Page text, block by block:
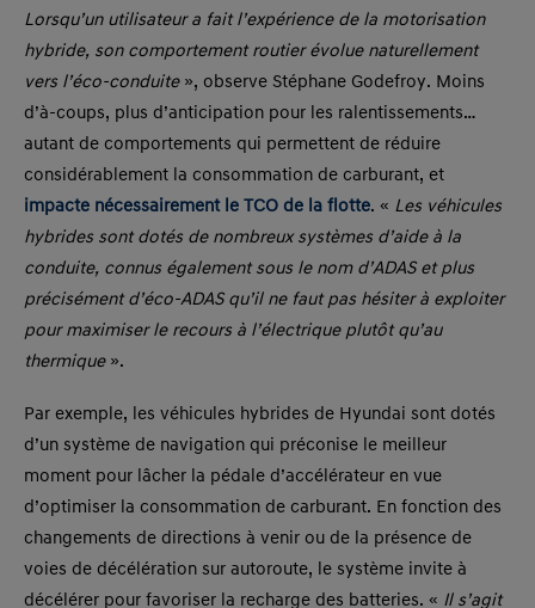
Lorsqu’un utilisateur a fait l’expérience de la motorisation
hybride, son comportement routier évolue naturellement
vers l’éco-conduite», observe Stéphane Godefroy. Moins
d’à-coups, plus d’anticipation pour les ralentissements…
autant de comportements qui permettent de réduire
considérablement la consommation de carburant, et
impacte nécessairement le TCO de la flotte. « Les véhicules
hybrides sont dotés de nombreux systèmes d’aide à la
conduite, connus également sous le nom d’ADAS et plus
précisément d’éco-ADAS qu’il ne faut pas hésiter à exploiter
pour maximiser le recours à l’électrique plutôt qu’au
thermique».
Par exemple, les véhicules hybrides de Hyundai sont dotés
d’un système de navigation qui préconise le meilleur
moment pour lâcher la pédale d’accélérateur en vue
d’optimiser la consommation de carburant. En fonction des
changements de directions à venir ou de la présence de
voies de décélération sur autoroute, le système invite à
décélérer pour favoriser la recharge des batteries. « Il s’agit